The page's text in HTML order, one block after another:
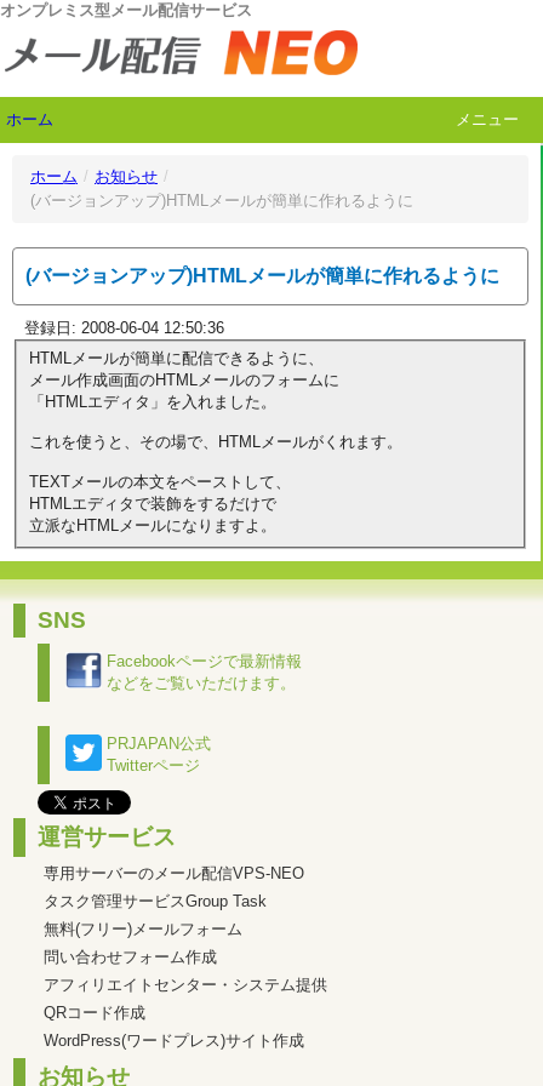
オンプレミス型メール配信サービス
ホーム メニュー
ホーム / お知らせ /
(バージョンアップ)HTMLメールが簡単に作れるように
(バージョンアップ)HTMLメールが簡単に作れるように
登録日: 2008-06-04 12:50:36
HTMLメールが簡単に配信できるように、
メール作成画面のHTMLメールのフォームに
「HTMLエディタ」を入れました。
これを使うと、その場で、HTMLメールがくれます。
TEXTメールの本文をペーストして、
HTMLエディタで装飾をするだけで
立派なHTMLメールになりますよ。
SNS
Facebookページで最新情報
などをご覧いただけます。
PRJAPAN公式
Twitterページ
運営サービス
専用サーバーのメール配信VPS-NEO
タスク管理サービスGroup Task
無料(フリー)メールフォーム
問い合わせフォーム作成
アフィリエイトセンター・システム提供
QRコード作成
WordPress(ワードプレス)サイト作成
お知らせ